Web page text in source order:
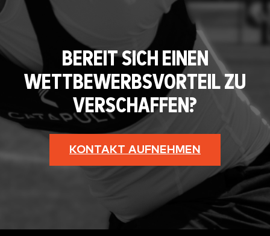
BEREIT SICH EINEN
WETTBEWERBSVORTEIL ZU
VERSCHAFFEN?
KONTAKT AUFNEHMEN